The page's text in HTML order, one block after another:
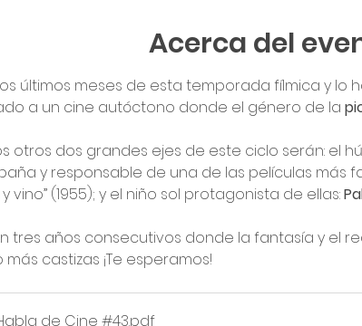
Acerca del
últimos meses de esta temporada fílmica y lo
a un cine autóctono donde el género de la
otros dos grandes ejes de este ciclo serán: el
y responsable de una de las películas más
vino” (1955); y el niño sol protagonista de ellas:
tres años consecutivos donde la fantasía y el
castizas ¡Te esperamos!
de Cine #43.pdf